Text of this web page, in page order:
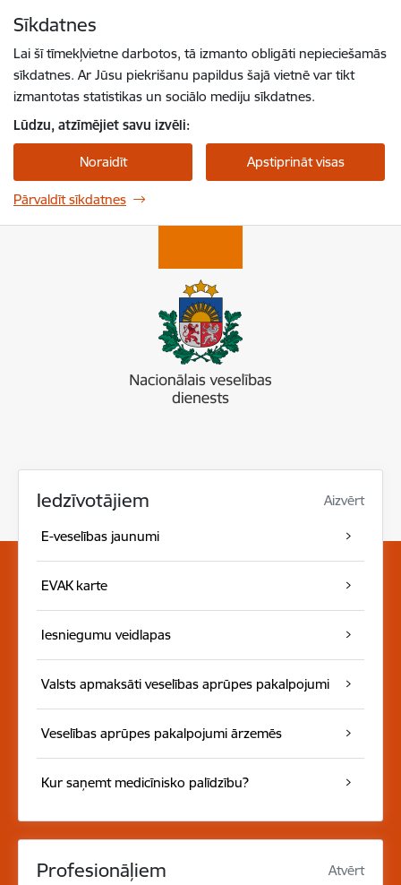
Sīkdatnes
Lai šī tīmekļvietne darbotos, tā izmanto obligāti nepieciešamās
sīkdatnes. Ar Jūsu piekrišanu papildus šajā vietnē var tikt
izmantotas statistikas un sociālo mediju sīkdatnes.
Lūdzu, atzīmējiet savu izvēli:
Noraidīt Apstiprināt visas
Pārvaldīt sīkdatnes
Iedzīvotājiem Aizvērt
E-veselības jaunumi
EVAK karte
Iesniegumu veidlapas
Valsts apmaksāti veselības aprūpes pakalpojumi
Veselības aprūpes pakalpojumi ārzemēs
Kur saņemt medicīnisko palīdzību?
Profesionāļiem Atvērt